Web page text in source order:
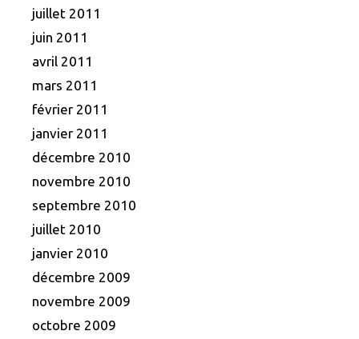
juillet 2011
juin 2011
avril 2011
mars 2011
février 2011
janvier 2011
décembre 2010
novembre 2010
septembre 2010
juillet 2010
janvier 2010
décembre 2009
novembre 2009
octobre 2009